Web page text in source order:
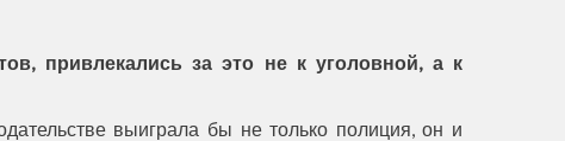
привлекались за это не к уголовной, а к
выиграла бы не только полиция, он и